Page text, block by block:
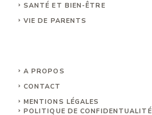
SANTÉ ET BIEN-ÊTRE
VIE DE PARENTS
A PROPOS
CONTACT
MENTIONS LÉGALES
POLITIQUE DE CONFIDENTUALITÉ